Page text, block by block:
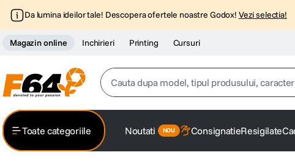
Da lumina ideilor tale! Descopera ofertele noastre Godox! Vezi selectia!
Magazin online Inchirieri Printing Cursuri
Cauta dupa model, tipul produsului,
Toate categoriile Noutati ConsignatieResigilate